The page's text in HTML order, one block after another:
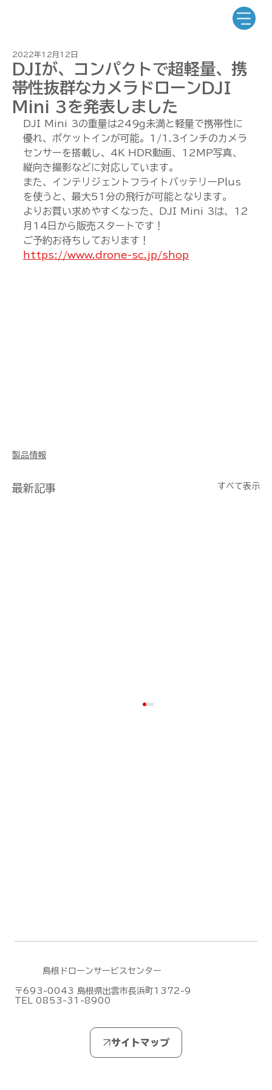
DJIが、コンパクトで超軽量、携
帯性抜群なカメラドローンDJI
Mini 3を発表しました
2022年12月12日
DJI Mini 3の重量は249g未満と軽量で携帯性に
優れ、ポケットインが可能。1/1.3インチのカメラ
センサーを搭載し、4K HDR動画、12MP写真、
縦向き撮影などに対応しています。
また、インテリジェントフライトバッテリーPlus
を使うと、最大51分の飛行が可能となります。
よりお買い求めやすくなった、DJI Mini 3は、12
月14日から販売スタートです！
ご予約お待ちしております！
https://www.drone-sc.jp/shop
製品情報
最新記事 すべて表示
島根ドローンサービスセンター
〒693-0043 島根県出雲市長浜町1372-9
TEL 0853-31-8900